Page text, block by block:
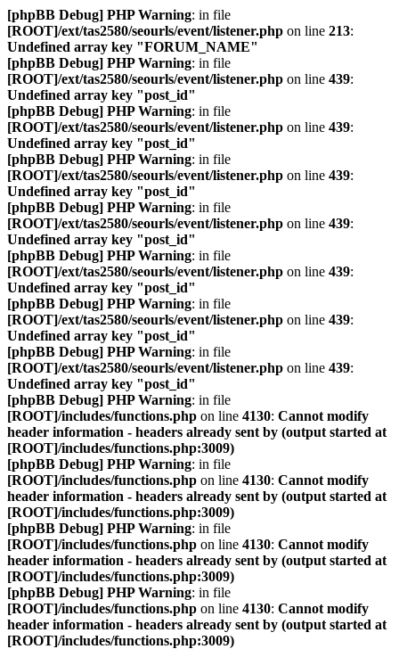
[phpBB Debug] PHP Warning: in file
[ROOT]/ext/tas2580/seourls/event/listener.php on line 213:
Undefined array key "FORUM_NAME"
[phpBB Debug] PHP Warning: in file
[ROOT]/ext/tas2580/seourls/event/listener.php on line 439:
Undefined array key "post_id"
[phpBB Debug] PHP Warning: in file
[ROOT]/ext/tas2580/seourls/event/listener.php on line 439:
Undefined array key "post_id"
[phpBB Debug] PHP Warning: in file
[ROOT]/ext/tas2580/seourls/event/listener.php on line 439:
Undefined array key "post_id"
[phpBB Debug] PHP Warning: in file
[ROOT]/ext/tas2580/seourls/event/listener.php on line 439:
Undefined array key "post_id"
[phpBB Debug] PHP Warning: in file
[ROOT]/ext/tas2580/seourls/event/listener.php on line 439:
Undefined array key "post_id"
[phpBB Debug] PHP Warning: in file
[ROOT]/ext/tas2580/seourls/event/listener.php on line 439:
Undefined array key "post_id"
[phpBB Debug] PHP Warning: in file
[ROOT]/ext/tas2580/seourls/event/listener.php on line 439:
Undefined array key "post_id"
[phpBB Debug] PHP Warning: in file
[ROOT]/includes/functions.php on line 4130: Cannot modify
header information - headers already sent by (output started at
[ROOT]/includes/functions.php:3009)
[phpBB Debug] PHP Warning: in file
[ROOT]/includes/functions.php on line 4130: Cannot modify
header information - headers already sent by (output started at
[ROOT]/includes/functions.php:3009)
[phpBB Debug] PHP Warning: in file
[ROOT]/includes/functions.php on line 4130: Cannot modify
header information - headers already sent by (output started at
[ROOT]/includes/functions.php:3009)
[phpBB Debug] PHP Warning: in file
[ROOT]/includes/functions.php on line 4130: Cannot modify
header information - headers already sent by (output started at
[ROOT]/includes/functions.php:3009)